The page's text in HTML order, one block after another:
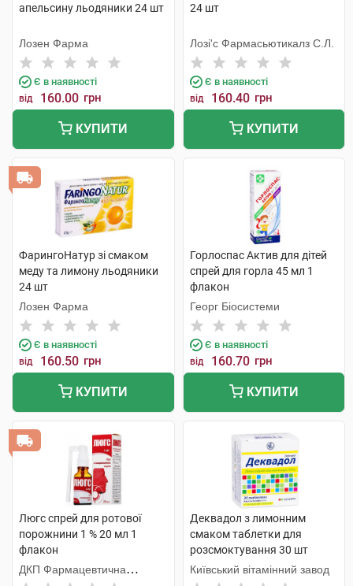
апельсину льодяники 24 шт
Лозен Фарма
Є в наявності
від 160.00 грн
КУПИТИ
24 шт
Лозі'с Фармасьютикалз С.Л.
Є в наявності
від 160.40 грн
КУПИТИ
ФарингоНатур зі смаком
меду та лимону льодяники
24 шт
Лозен Фарма
Є в наявності
від 160.50 грн
КУПИТИ
Горлоспас Актив для дітей
спрей для горла 45 мл 1
флакон
Георг Біосистеми
Є в наявності
від 160.70 грн
КУПИТИ
Люгс спрей для ротової
порожнини 1 % 20 мл 1
флакон
ДКП Фармацевтична
Деквадол з лимонним
смаком таблетки для
розсмоктування 30 шт
Київський вітамінний завод